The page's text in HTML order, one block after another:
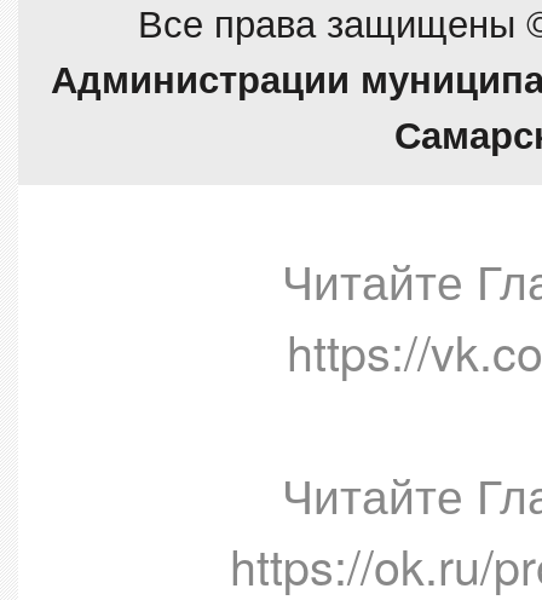
Все права защищены
Администрации
Читайте
https://
Читайте
https://ok.ru/